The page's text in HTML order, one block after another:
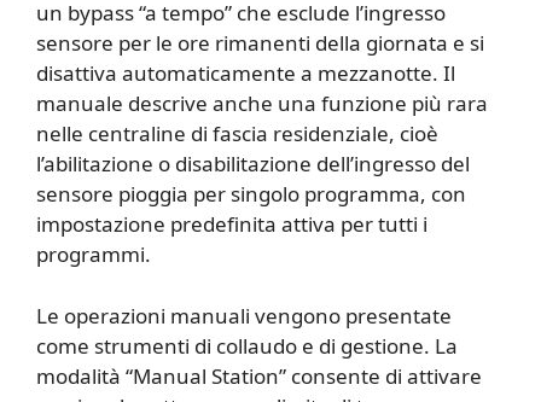
un bypass “a tempo” che esclude l’ingresso
sensore per le ore rimanenti della giornata e si
disattiva automaticamente a mezzanotte. Il
manuale descrive anche una funzione più rara
nelle centraline di fascia residenziale, cioè
l’abilitazione o disabilitazione dell’ingresso del
sensore pioggia per singolo programma, con
impostazione predefinita attiva per tutti i
programmi.
Le operazioni manuali vengono presentate
come strumenti di collaudo e di gestione. La
modalità “Manual Station” consente di attivare